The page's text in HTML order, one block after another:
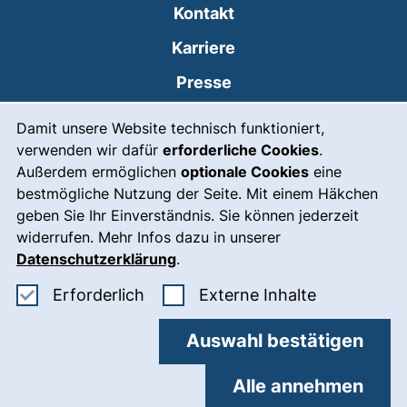
Damit unsere Website technisch funktioniert,
verwenden wir dafür erforderliche Cookies.
Außerdem ermöglichen optionale Cookies eine
bestmögliche Nutzung der Seite. Mit einem Häkchen
geben Sie Ihr Einverständnis. Sie können jederzeit
widerrufen. Mehr Infos dazu in unserer
Datenschutzerklärung.
Erforderlich Erforderliche Cookies akzeptieren
Externe Inhalte: Externe
Auswahl bestätigen
Alle annehmen
Kontakt
Karriere
Presse
Leichte Sprache
Gebärdensprache
Notfall(externer Link, öffnet
Impressum
Barrierefreiheit
Datenschutz